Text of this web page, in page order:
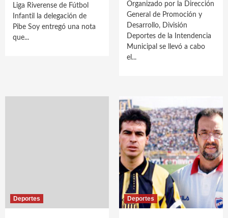
Liga Riverense de Fútbol
Infantil la delegación de
Pibe Soy entregó una nota
que...
Organizado por la Dirección
General de Promoción y
Desarrollo, División
Deportes de la Intendencia
Municipal se llevó a cabo
el...
Deportes Deportes